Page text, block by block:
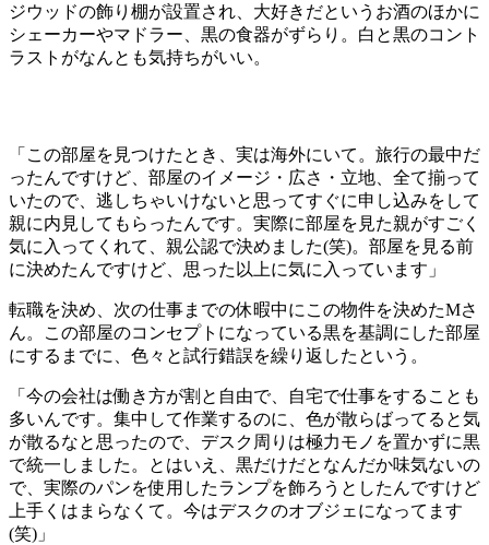
ジウッドの飾り棚が設置され、大好きだというお酒のほかに
シェーカーやマドラー、黒の食器がずらり。白と黒のコント
ラストがなんとも気持ちがいい。
「この部屋を見つけたとき、実は海外にいて。旅行の最中だ
ったんですけど、部屋のイメージ・広さ・立地、全て揃って
いたので、逃しちゃいけないと思ってすぐに申し込みをして
親に内見してもらったんです。実際に部屋を見た親がすごく
気に入ってくれて、親公認で決めました(笑)。部屋を見る前
に決めたんですけど、思った以上に気に入っています」
転職を決め、次の仕事までの休暇中にこの物件を決めたMさ
ん。この部屋のコンセプトになっている黒を基調にした部屋
にするまでに、色々と試行錯誤を繰り返したという。
「今の会社は働き方が割と自由で、自宅で仕事をすることも
多いんです。集中して作業するのに、色が散らばってると気
が散るなと思ったので、デスク周りは極力モノを置かずに黒
で統一しました。とはいえ、黒だけだとなんだか味気ないの
で、実際のパンを使用したランプを飾ろうとしたんですけど
上手くはまらなくて。今はデスクのオブジェになってます
(笑)」